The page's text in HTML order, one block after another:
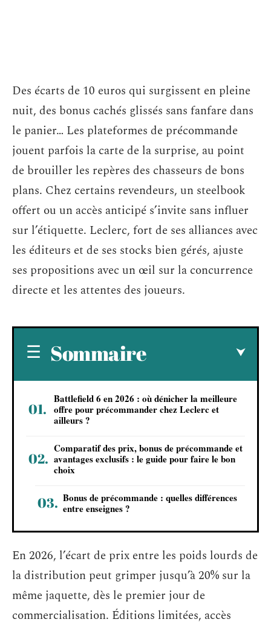
Des écarts de 10 euros qui surgissent en pleine
nuit, des bonus cachés glissés sans fanfare dans
le panier… Les plateformes de précommande
jouent parfois la carte de la surprise, au point
de brouiller les repères des chasseurs de bons
plans. Chez certains revendeurs, un steelbook
offert ou un accès anticipé s’invite sans influer
sur l’étiquette. Leclerc, fort de ses alliances avec
les éditeurs et de ses stocks bien gérés, ajuste
ses propositions avec un œil sur la concurrence
directe et les attentes des joueurs.
Sommaire
Battlefield 6 en 2026 : où dénicher la meilleure
offre pour précommander chez Leclerc et
ailleurs ?
Comparatif des prix, bonus de précommande et
avantages exclusifs : le guide pour faire le bon
choix
Bonus de précommande : quelles différences
entre enseignes ?
En 2026, l’écart de prix entre les poids lourds de
la distribution peut grimper jusqu’à 20% sur la
même jaquette, dès le premier jour de
commercialisation. Éditions limitées, accès